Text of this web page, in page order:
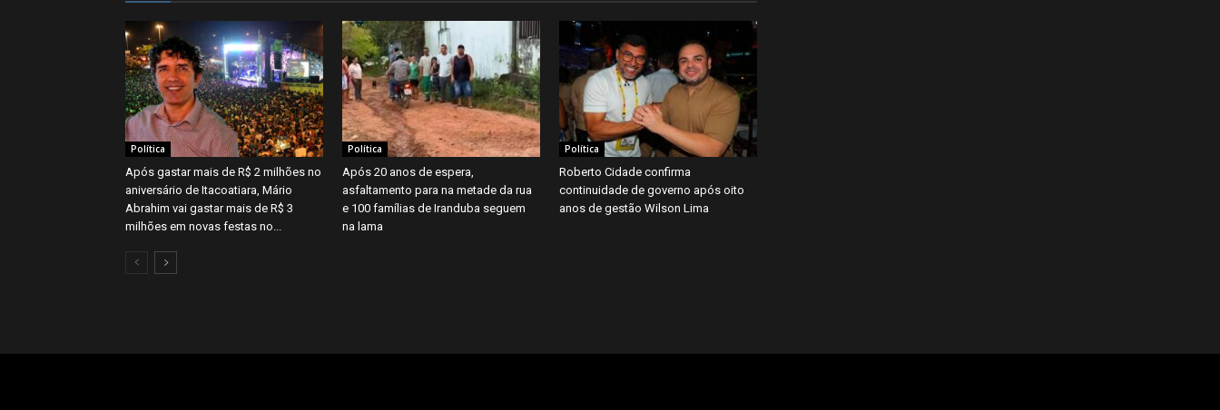
Política
Após gastar mais de R$ 2 milhões no
aniversário de Itacoatiara, Mário
Abrahim vai gastar mais de R$ 3
milhões em novas festas no...
Política
Após 20 anos de espera,
asfaltamento para na metade da rua
e 100 famílias de Iranduba seguem
na lama
Política
Roberto Cidade confirma
continuidade de governo após oito
anos de gestão Wilson Lima